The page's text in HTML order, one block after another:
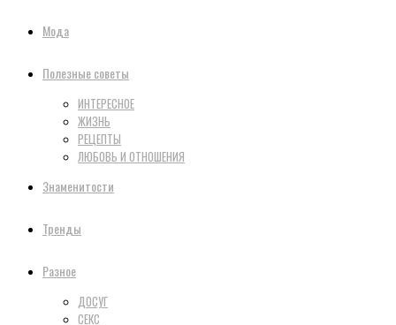
Мода
Полезные советы
ИНТЕРЕСНОЕ
ЖИЗНЬ
РЕЦЕПТЫ
ЛЮБОВЬ И ОТНОШЕНИЯ
Знаменитости
Тренды
Разное
ДОСУГ
СЕКС